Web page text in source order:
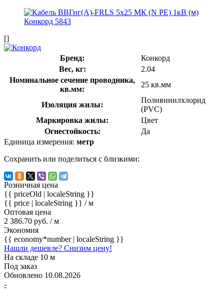
[]
Бренд:
Конкорд
Вес, кг:
2.04
Номинальное сечение проводника,
кв.мм:
25 кв.мм
Изоляция жилы:
Поливинилхлорид
(PVC)
Маркировка жилы:
Цвет
Огнестойкость:
Да
Единица измерения: метр
Сохранить или поделиться с близкими:
Розничная цена
{{ priceOld | localeString }}
{{ price | localeString }} / м
Оптовая цена
2 386.70 руб. / м
Экономия
{{ economy*number | localeString }}
Нашли дешевле? Снизим цену!
На складе 10 м
Под заказ
Обновлено 10.08.2026
-